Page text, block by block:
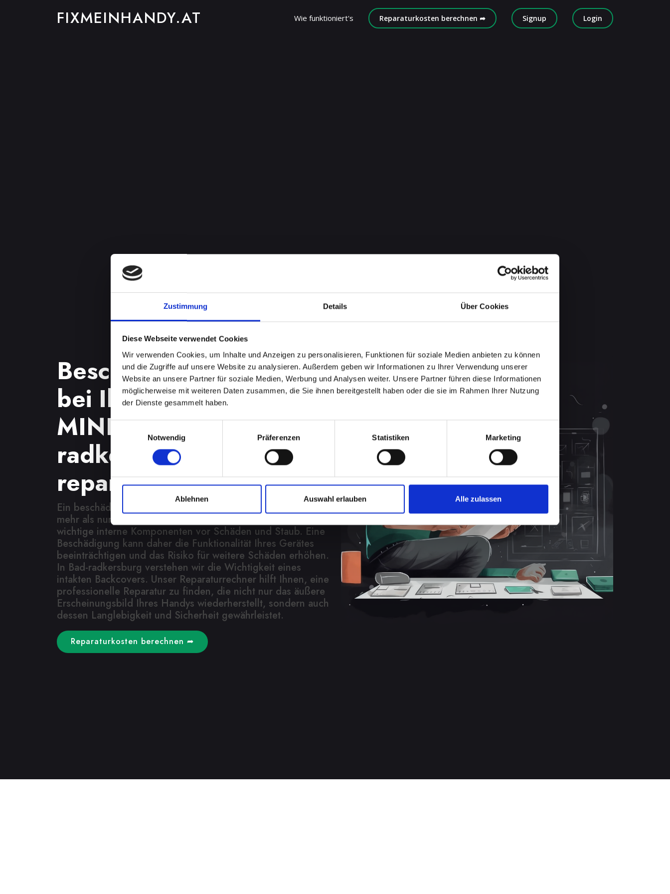
Zustimmung Details Über Cookies
Diese Webseite verwendet Cookies
Wir verwenden Cookies, um Inhalte und Anzeigen zu personalisieren, Funktionen für soziale Medien anbieten zu können
und die Zugriffe auf unsere Website zu analysieren. Außerdem geben wir Informationen zu Ihrer Verwendung unserer
Website an unsere Partner für soziale Medien, Werbung und Analysen weiter. Unsere Partner führen diese Informationen
möglicherweise mit weiteren Daten zusammen, die Sie ihnen bereitgestellt haben oder die sie im Rahmen Ihrer Nutzung
der Dienste gesammelt haben.
Notwendig
Präferenzen Statistiken Marketing
Ablehnen Auswahl erlauben Alle zulassen
FIXMEINHANDY.AT Wie funktioniert's Reparaturkosten berechnen ➦ Signup Login
Beschädigtes Backcover
bei Ihrem IPHONE-12-
MINI in Bad-
radkersburg? Jetzt
reparieren lassen
Ein beschädigtes Backcover an Ihrem IPHONE-12-MINI kann
mehr als nur ein kosmetisches Problem sein. Es schützt
wichtige interne Komponenten vor Schäden und Staub. Eine
Beschädigung kann daher die Funktionalität Ihres Gerätes
beeinträchtigen und das Risiko für weitere Schäden erhöhen.
In Bad-radkersburg verstehen wir die Wichtigkeit eines
intakten Backcovers. Unser Reparaturrechner hilft Ihnen, eine
professionelle Reparatur zu finden, die nicht nur das äußere
Erscheinungsbild Ihres Handys wiederherstellt, sondern auch
dessen Langlebigkeit und Sicherheit gewährleistet.
Reparaturkosten berechnen ➦